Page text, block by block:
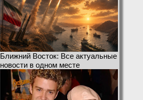
Ближний Восток: Все актуальные
новости в одном месте